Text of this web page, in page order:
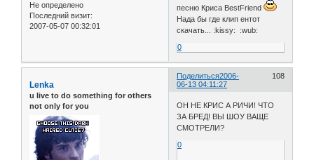
Не определено
Последний визит:
2007-05-07 00:32:01
песню Криса BestFriend
Нада бы где клип ентот
скачать... :kissy: :wub:
0
Поделиться 108
2006-
06-13 04:11:27
Lenka
u live to do something for others
not only for you
ОН НЕ КРИС А РИЧИ! ЧТО
ЗА БРЕД! ВЫ ШОУ ВАЩЕ
СМОТРЕЛИ?
0